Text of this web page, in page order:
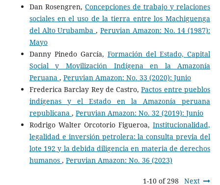
Dan Rosengren, Concepciones de trabajo y relaciones
sociales en el uso de la tierra entre los Machiguenga
del Alto Urubamba,Peruvian Amazon: No. 14 (1987):
Mayo
Danny Pinedo García, Formación del Estado, Capital
Social y Movilización Indígena en la Amazonía
Peruana , Peruvian Amazon: No. 33 (2020): Junio
Frederica Barclay Rey de Castro,Pactos entre pueblos
indígenas y el Estado en la Amazonía peruana
republicana , Peruvian Amazon: No. 32 (2019): Junio
Rodrigo Walter Orcotorio Figueroa,Institucionalidad,
legalidad e inversión petrolera: la consulta previa del
lote 192 y la debida diligencia en materia de derechos
humanos , Peruvian Amazon: No. 36 (2023)
1-10 of 298 Next